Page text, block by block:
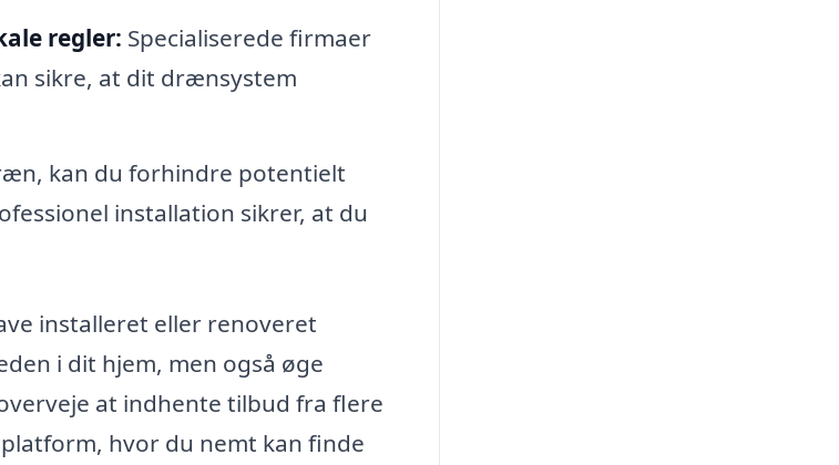
regler: Specialiserede firmaer
sikre, at dit drænsystem
kan du forhindre potentielt
installation sikrer, at du
installeret eller renoveret
i dit hjem, men også øge
at indhente tilbud fra flere
hvor du nemt kan finde